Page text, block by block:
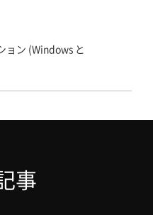
ョン (Windows と
事